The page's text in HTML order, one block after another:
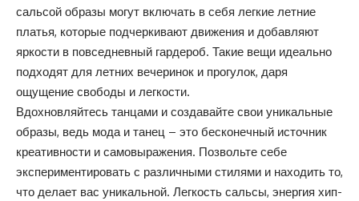
сальсой образы могут включать в себя легкие летние
платья, которые подчеркивают движения и добавляют
яркости в повседневный гардероб. Такие вещи идеально
подходят для летних вечеринок и прогулок, даря
ощущение свободы и легкости.
Вдохновляйтесь танцами и создавайте свои уникальные
образы, ведь мода и танец – это бесконечный источник
креативности и самовыражения. Позвольте себе
экспериментировать с различными стилями и находить то,
что делает вас уникальной. Легкость сальсы, энергия хип-